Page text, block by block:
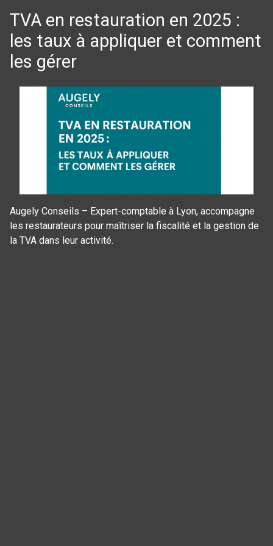
TVA en restauration en 2025 :
les taux à appliquer et comment
les gérer
Augely Conseils – Expert-comptable à Lyon, accompagne
les restaurateurs pour maîtriser la fiscalité et la gestion de
la TVA dans leur activité.